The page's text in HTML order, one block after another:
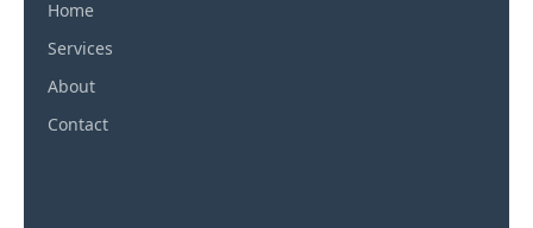
Home
Services
About
Contact